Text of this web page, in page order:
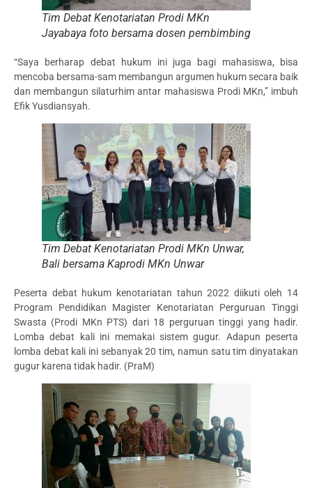
Tim Debat Kenotariatan Prodi MKn
Jayabaya foto bersama dosen pembimbing
“Saya berharap debat hukum ini juga bagi mahasiswa, bisa
mencoba bersama-sam membangun argumen hukum secara baik
dan membangun silaturhim antar mahasiswa Prodi MKn,” imbuh
Efik Yusdiansyah.
Tim Debat Kenotariatan Prodi MKn Unwar,
Bali bersama Kaprodi MKn Unwar
Peserta debat hukum kenotariatan tahun 2022 diikuti oleh 14
Program Pendidikan Magister Kenotariatan Perguruan Tinggi
Swasta (Prodi MKn PTS) dari 18 perguruan tinggi yang hadir.
Lomba debat kali ini memakai sistem gugur. Adapun peserta
lomba debat kali ini sebanyak 20 tim, namun satu tim dinyatakan
gugur karena tidak hadir. (PraM)